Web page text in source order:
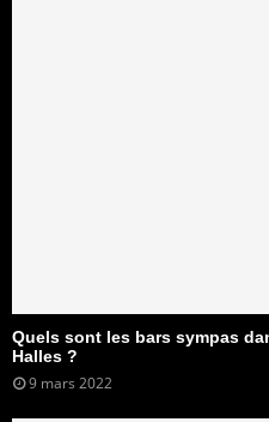
Quels sont les bars sympas
Halles ?
9 mars 2022